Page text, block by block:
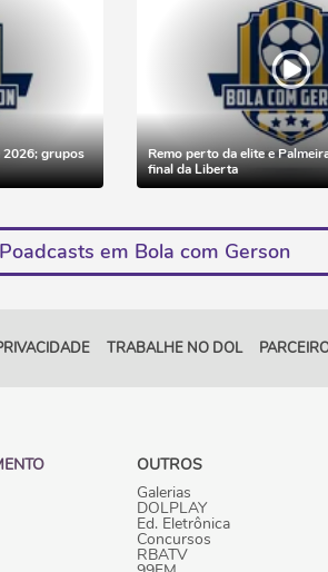
2026; grupos
Remo perto da elite e
final da Liberta
em Bola com Gerson
TRABALHE NO DOL
OUTROS
Galerias
DOLPLAY
Ed. Eletrônica
Concursos
RBATV